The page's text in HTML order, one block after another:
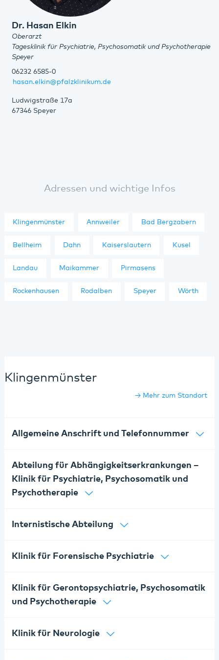
Dr. Hasan Elkin
Oberarzt
Tagesklinik für Psychiatrie, Psychosomatik und Psychotherapie
Speyer
06232 6585-0
hasan.elkin@pfalzklinikum.de
Ludwigstraße 17a
67346 Speyer
Adressen und wichtige Infos
Klingenmünster Annweiler Bad Bergzabern
Bellheim Dahn Kaiserslautern Kusel
Landau Maikammer Pirmasens
Rockenhausen Rodalben Speyer Wörth
Klingenmünster
Mehr zum Standort
Allgemeine Anschrift und Telefonnummer
Abteilung für Abhängigkeitserkrankungen –
Klinik für Psychiatrie, Psychosomatik und
Psychotherapie
Internistische Abteilung
Klinik für Forensische Psychiatrie
Klinik für Gerontopsychiatrie, Psychosomatik
und Psychotherapie
Klinik für Neurologie